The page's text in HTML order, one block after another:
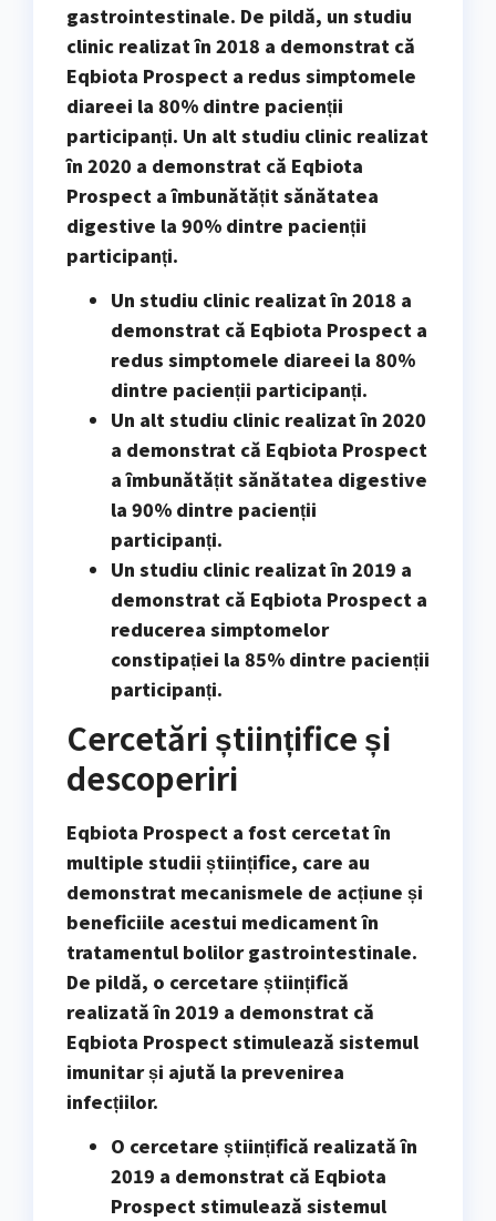
gastrointestinale. De pildă, un studiu
clinic realizat în 2018 a demonstrat că
Eqbiota Prospect a redus simptomele
diareei la 80% dintre pacienții
participanți. Un alt studiu clinic realizat
în 2020 a demonstrat că Eqbiota
Prospect a îmbunătățit sănătatea
digestive la 90% dintre pacienții
participanți.
Un studiu clinic realizat în 2018 a
demonstrat că Eqbiota Prospect a
redus simptomele diareei la 80%
dintre pacienții participanți.
Un alt studiu clinic realizat în 2020
a demonstrat că Eqbiota Prospect
a îmbunătățit sănătatea digestive
la 90% dintre pacienții
participanți.
Un studiu clinic realizat în 2019 a
demonstrat că Eqbiota Prospect a
reducerea simptomelor
constipației la 85% dintre pacienții
participanți.
Cercetări științifice și
descoperiri
Eqbiota Prospect a fost cercetat în
multiple studii științifice, care au
demonstrat mecanismele de acțiune și
beneficiile acestui medicament în
tratamentul bolilor gastrointestinale.
De pildă, o cercetare științifică
realizată în 2019 a demonstrat că
Eqbiota Prospect stimulează sistemul
imunitar și ajută la prevenirea
infecțiilor.
O cercetare științifică realizată în
2019 a demonstrat că Eqbiota
Prospect stimulează sistemul